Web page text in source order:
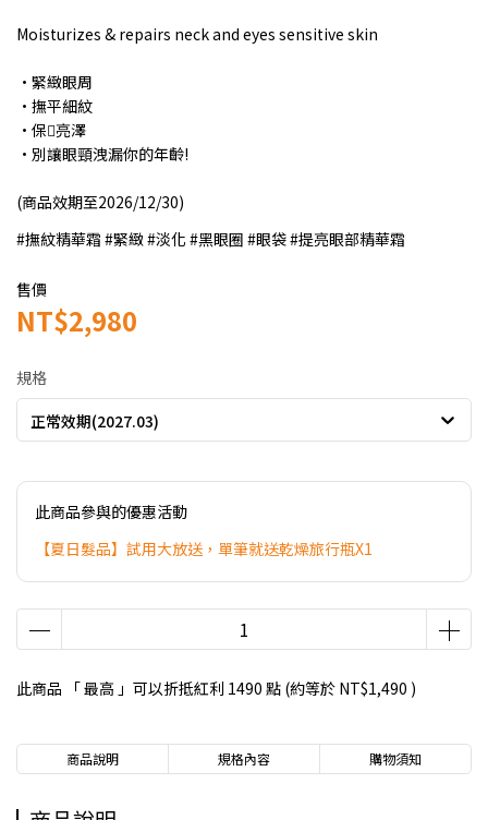
Moisturizes & repairs neck and eyes sensitive skin
·緊緻眼周
·撫平細紋
·保𤂽亮澤
·別讓眼頸洩漏你的年齡!
(商品效期至2026/12/30)
#撫紋精華霜 #緊緻 #淡化 #黑眼圈 #眼袋 #提亮眼部精華霜
售價
NT$2,980
規格
正常效期(2027.03)
此商品參與的優惠活動
【夏日髮品】試用大放送，單筆就送乾燥旅行瓶X1
此商品 「 最高 」可以折抵紅利 1490 點 (約等於 NT$1,490 )
商品說明 規格內容 購物須知